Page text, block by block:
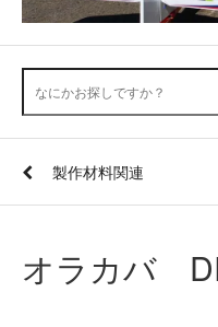
製作材料関連
オラカバ